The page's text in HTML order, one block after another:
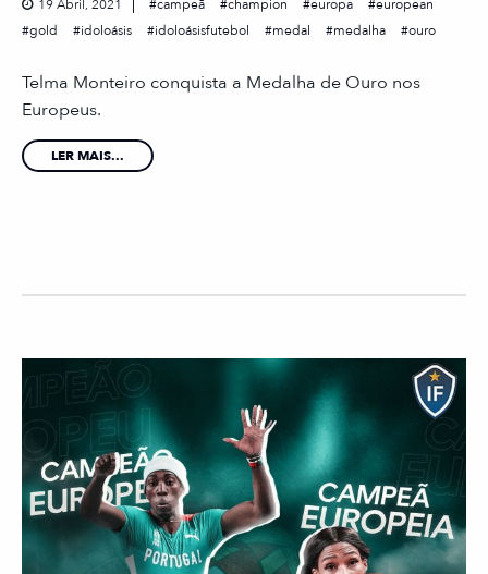
19 Abril, 2021 campeã champion europa
european
gold
idoloásis idoloásisfutebol medal medalha ouro
Telma Monteiro conquista a Medalha de Ouro nos
Europeus.
LER MAIS...